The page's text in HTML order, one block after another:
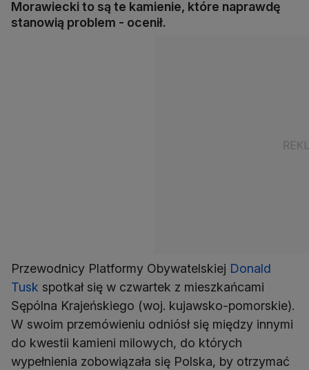
Morawiecki to są te kamienie, które naprawdę
stanowią problem - ocenił.
Przewodnicy Platformy Obywatelskiej Donald
Tusk spotkał się w czwartek z mieszkańcami
Sępólna Krajeńskiego (woj. kujawsko-pomorskie).
W swoim przemówieniu odniósł się między innymi
do kwestii kamieni milowych, do których
wypełnienia zobowiązała się Polska, by otrzymać